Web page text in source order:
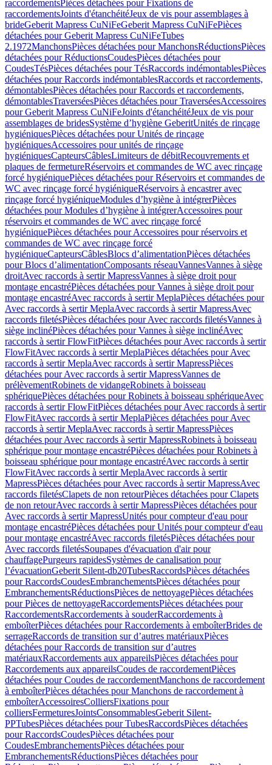
raccordementsPièces détachées pour Fixations de
raccordementsJoints d'étanchéitéJeux de vis pour assemblages à
brideGeberit Mapress CuNiFeGeberit Mapress CuNiFePièces
détachées pour Geberit Mapress CuNiFeTubes
2.1972ManchonsPièces détachées pour ManchonsRéductionsPièces
détachées pour RéductionsCoudesPièces détachées pour
CoudesTésPièces détachées pour TésRaccords indémontablesPièces
détachées pour Raccords indémontablesRaccords et raccordements,
démontablesPièces détachées pour Raccords et raccordements,
démontablesTraverséesPièces détachées pour TraverséesAccessoires
pour Geberit Mapress CuNiFeJoints d'étanchéitéJeux de vis pour
assemblages de bridesSystème d’hygiène GeberitUnités de rinçage
hygiéniquesPièces détachées pour Unités de rinçage
hygiéniquesAccessoires pour unités de rinçage
hygiéniquesCapteursCâblesLimiteurs de débitRecouvrements et
plaques de fermetureRéservoirs et commandes de WC avec rinçage
forcé hygiéniquePièces détachées pour Réservoirs et commandes de
WC avec rinçage forcé hygiéniqueRéservoirs à encastrer avec
rinçage forcé hygiéniqueModules d’hygiène à intégrerPièces
détachées pour Modules d’hygiène à intégrerAccessoires pour
réservoirs et commandes de WC avec rinçage forcé
hygiéniquePièces détachées pour Accessoires pour réservoirs et
commandes de WC avec rinçage forcé
hygiéniqueCapteursCâblesBlocs d’alimentationPièces détachées
pour Blocs d’alimentationComposants réseauVannesVannes à siège
droitAvec raccords à sertir MapressVannes à siège droit pour
montage encastréPièces détachées pour Vannes à siège droit pour
montage encastréAvec raccords à sertir MeplaPièces détachées pour
Avec raccords à sertir MeplaAvec raccords à sertir MapressAvec
raccords filetésPièces détachées pour Avec raccords filetésVannes à
siège inclinéPièces détachées pour Vannes à siège inclinéAvec
raccords à sertir FlowFitPièces détachées pour Avec raccords à sertir
FlowFitAvec raccords à sertir MeplaPièces détachées pour Avec
raccords à sertir MeplaAvec raccords à sertir MapressPièces
détachées pour Avec raccords à sertir MapressVannes de
prélèvementRobinets de vidangeRobinets à boisseau
sphériquePièces détachées pour Robinets à boisseau sphériqueAvec
raccords à sertir FlowFitPièces détachées pour Avec raccords à sertir
FlowFitAvec raccords à sertir MeplaPièces détachées pour Avec
raccords à sertir MeplaAvec raccords à sertir MapressPièces
détachées pour Avec raccords à sertir MapressRobinets à boisseau
sphérique pour montage encastréPièces détachées pour Robinets à
boisseau sphérique pour montage encastréAvec raccords à sertir
FlowFitAvec raccords à sertir MeplaAvec raccords à sertir
MapressPièces détachées pour Avec raccords à sertir MapressAvec
raccords filetésClapets de non retourPièces détachées pour Clapets
de non retourAvec raccords à sertir MapressPièces détachées pour
Avec raccords à sertir MapressUnités pour compteur d'eau pour
montage encastréPièces détachées pour Unités pour compteur d'eau
pour montage encastréAvec raccords filetésPièces détachées pour
Avec raccords filetésSoupapes d'évacuation d'air pour
chauffagePurgeurs rapidesSystèmes de canalisation pour
l’évacuationGeberit Silent-db20TubesRaccordsPièces détachées
pour RaccordsCoudesEmbranchementsPièces détachées pour
EmbranchementsRéductionsPièces de nettoyagePièces détachées
pour Pièces de nettoyageRaccordementsPièces détachées pour
RaccordementsRaccordements à souderRaccordements à
emboîterPièces détachées pour Raccordements à emboîterBrides de
serrageRaccords de transition sur d’autres matériauxPièces
détachées pour Raccords de transition sur d’autres
matériauxRaccordements aux appareilsPièces détachées pour
Raccordements aux appareilsCoudes de raccordementPièces
détachées pour Coudes de raccordementManchons de raccordement
à emboîterPièces détachées pour Manchons de raccordement à
emboîterAccessoiresColliersFixations pour
colliersFermeturesJointsConsommablesGeberit Silent-
PPTubesPièces détachées pour TubesRaccordsPièces détachées
pour RaccordsCoudesPièces détachées pour
CoudesEmbranchementsPièces détachées pour
EmbranchementsRéductionsPièces détachées pour